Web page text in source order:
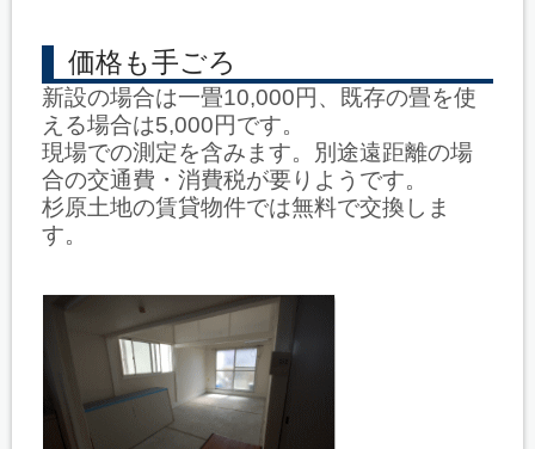
価格も手ごろ
新設の場合は一畳10,000円、既存の畳を使
える場合は5,000円です。
現場での測定を含みます。別途遠距離の場
合の交通費・消費税が要りようです。
杉原土地の賃貸物件では無料で交換しま
す。